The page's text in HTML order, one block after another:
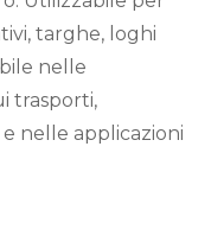
targhe, loghi
nelle
trasporti,
nelle applicazioni